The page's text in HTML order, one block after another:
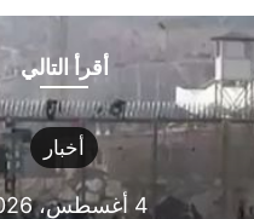
أقرأ التالي
أخبار
4 أغسطس، 2026